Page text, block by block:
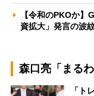
【令和のPKOか
資拡大」発言の
森口亮「まる
「ト